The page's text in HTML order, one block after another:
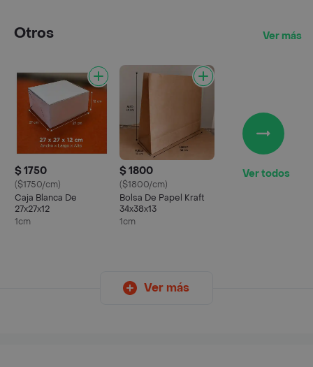
Otros Ver más
$ 1750
($1750/cm)
Caja Blanca De
27x27x12
1cm
$ 1800
($1800/cm)
Bolsa De Papel Kraft
34x38x13
1cm
Ver todos
Ver más